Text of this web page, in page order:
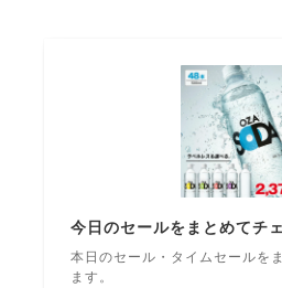
今日のセールをまとめてチ
本日のセール・タイムセールを
ます。